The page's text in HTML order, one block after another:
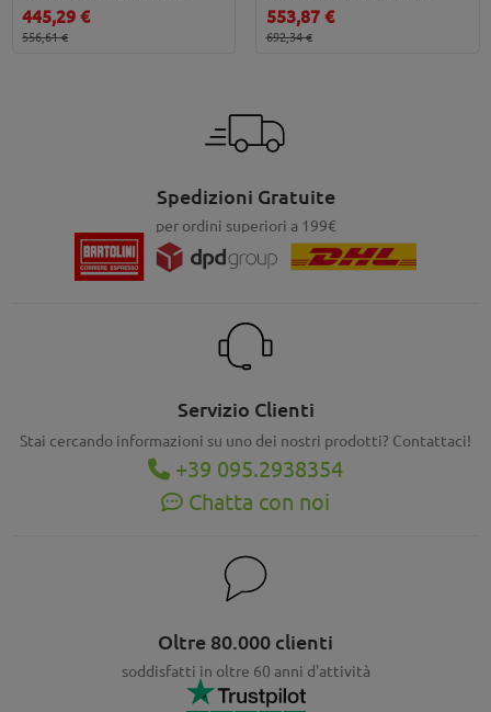
445,29 €
556,61 €
553,87 €
692,34 €
Spedizioni Gratuite
per ordini superiori a 199€
Servizio Clienti
Stai cercando informazioni su uno dei nostri prodotti? Contattaci!
+39 095.2938354
Chatta con noi
Oltre 80.000 clienti
soddisfatti in oltre 60 anni d'attività